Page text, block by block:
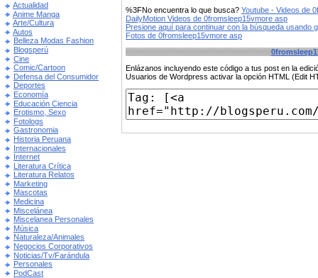
Actualidad
Anime Manga
Arte/Cultura
Autos
Belleza Modas Fashion
Blogsperú
Cine
Comic/Cartoon
Defensa del Consumidor
Deportes
Economía
Educación Ciencia
Erotismo, Sexo
Fotologs
Gastronomia
Historia Peruana
Internacionales
Internet
Literatura Crítica
Literatura Relatos
Marketing
Mascotas
Medicina
Miscelánea
Miscelanea Personales
Música
Naturaleza/Animales
Negocios Corporativos
Noticias/Tv/Farándula
Personales
PodCast
%3FNo encuentra lo que busca? Youtube - Videos de
DailyMotion Videos de 0fromsleep15vmore asp
Presione aquí para continuar con la búsqueda usando
Fotos de 0fromsleep15vmore asp
Enlázanos incluyendo este código a tus post en la
Usuarios de Wordpress activar la opción HTML (Edit